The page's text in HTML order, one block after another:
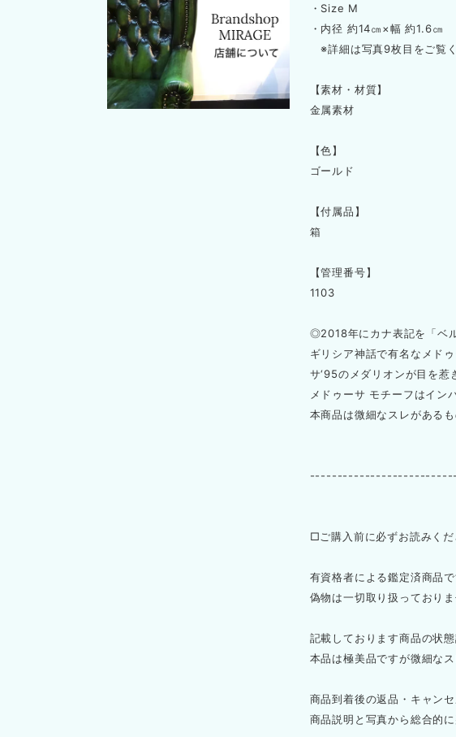
・Size M
・内径 約14㎝×幅 約1.6㎝
※詳細は写真9枚目をご覧
【素材・材質】
金属素材
【色】
ゴールド
【付属品】
箱
【管理番号】
1103
◎2018年にカナ表記を「ベ
ギリシア神話で有名なメド
サ‘95のメダリオンが目を惹
メドゥーサ モチーフはイン
本商品は微細なスレがある
□ご購入前に必ずお読みく
有資格者による鑑定済商品で
偽物は一切取り扱っており
記載しております商品の状
本品は極美品ですが微細な
商品到着後の返品・キャン
商品説明と写真から総合的